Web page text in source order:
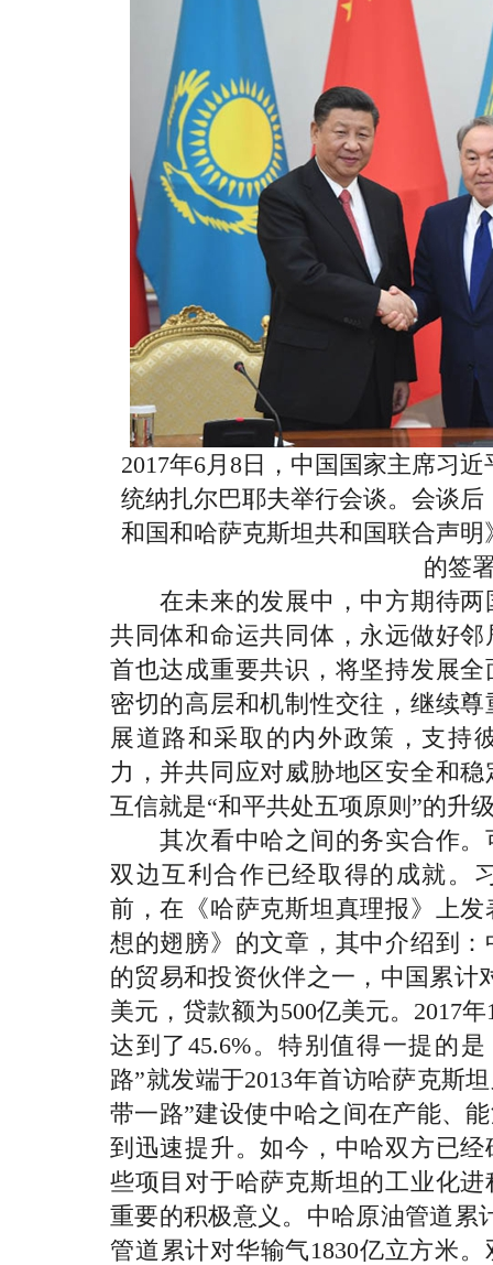
2017年6月8日，中国国家主席习
统纳扎尔巴耶夫举行会谈。会谈
和国和哈萨克斯坦共和国联合声
的签
在未来的发展中，中方期待两
共同体和命运共同体，永远做好
首也达成重要共识，将坚持发展
密切的高层和机制性交往，继续
展道路和采取的内外政策，支持
力，并共同应对威胁地区安全和
互信就是“和平共处五项原则”的升
其次看中哈之间的务实合作。
双边互利合作已经取得的成就。
前，在《哈萨克斯坦真理报》上
想的翅膀》的文章，其中介绍到
的贸易和投资伙伴之一，中国累计
美元，贷款额为500亿美元。2017
达到了45.6%。特别值得一提的
路”就发端于2013年首访哈萨克斯
带一路”建设使中哈之间在产能、
到迅速提升。如今，中哈双方已
些项目对于哈萨克斯坦的工业化
重要的积极意义。中哈原油管道累
管道累计对华输气1830亿立方米